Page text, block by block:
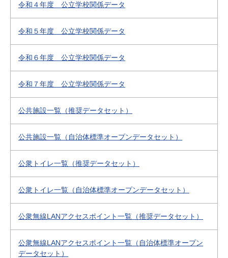
令和４年度 公立学校関係データ
令和５年度 公立学校関係データ
令和６年度 公立学校関係データ
令和７年度 公立学校関係データ
公共施設一覧（推奨データセット）
公共施設一覧（自治体標準オープンデータセット）
公衆トイレ一覧（推奨データセット）
公衆トイレ一覧（自治体標準オープンデータセット）
公衆無線LANアクセスポイント一覧（推奨データセット）
公衆無線LANアクセスポイント一覧（自治体標準オープン
データセット）